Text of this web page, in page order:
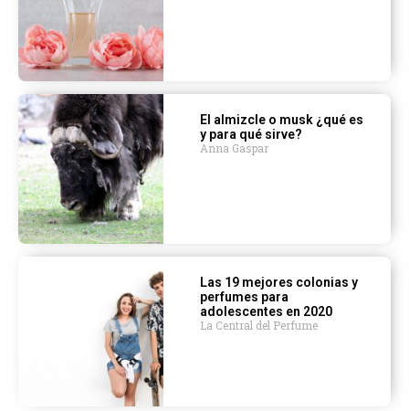
El almizcle o musk ¿qué es
y para qué sirve?
Anna Gaspar
Las 19 mejores colonias y
perfumes para
adolescentes en 2020
La Central del Perfume